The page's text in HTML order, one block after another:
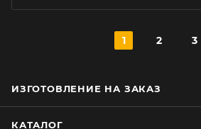
1 2 3
ИЗГОТОВЛЕНИЕ НА ЗАКАЗ
КАТАЛОГ